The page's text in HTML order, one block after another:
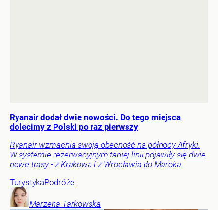
Ryanair dodał dwie nowości. Do tego miejsca
dolecimy z Polski po raz pierwszy
Ryanair wzmacnia swoją obecność na północy Afryki.
W systemie rezerwacyjnym taniej linii pojawiły się dwie
nowe trasy - z Krakowa i z Wrocławia do Maroka.
TurystykaPodróże
Marzena Tarkowska